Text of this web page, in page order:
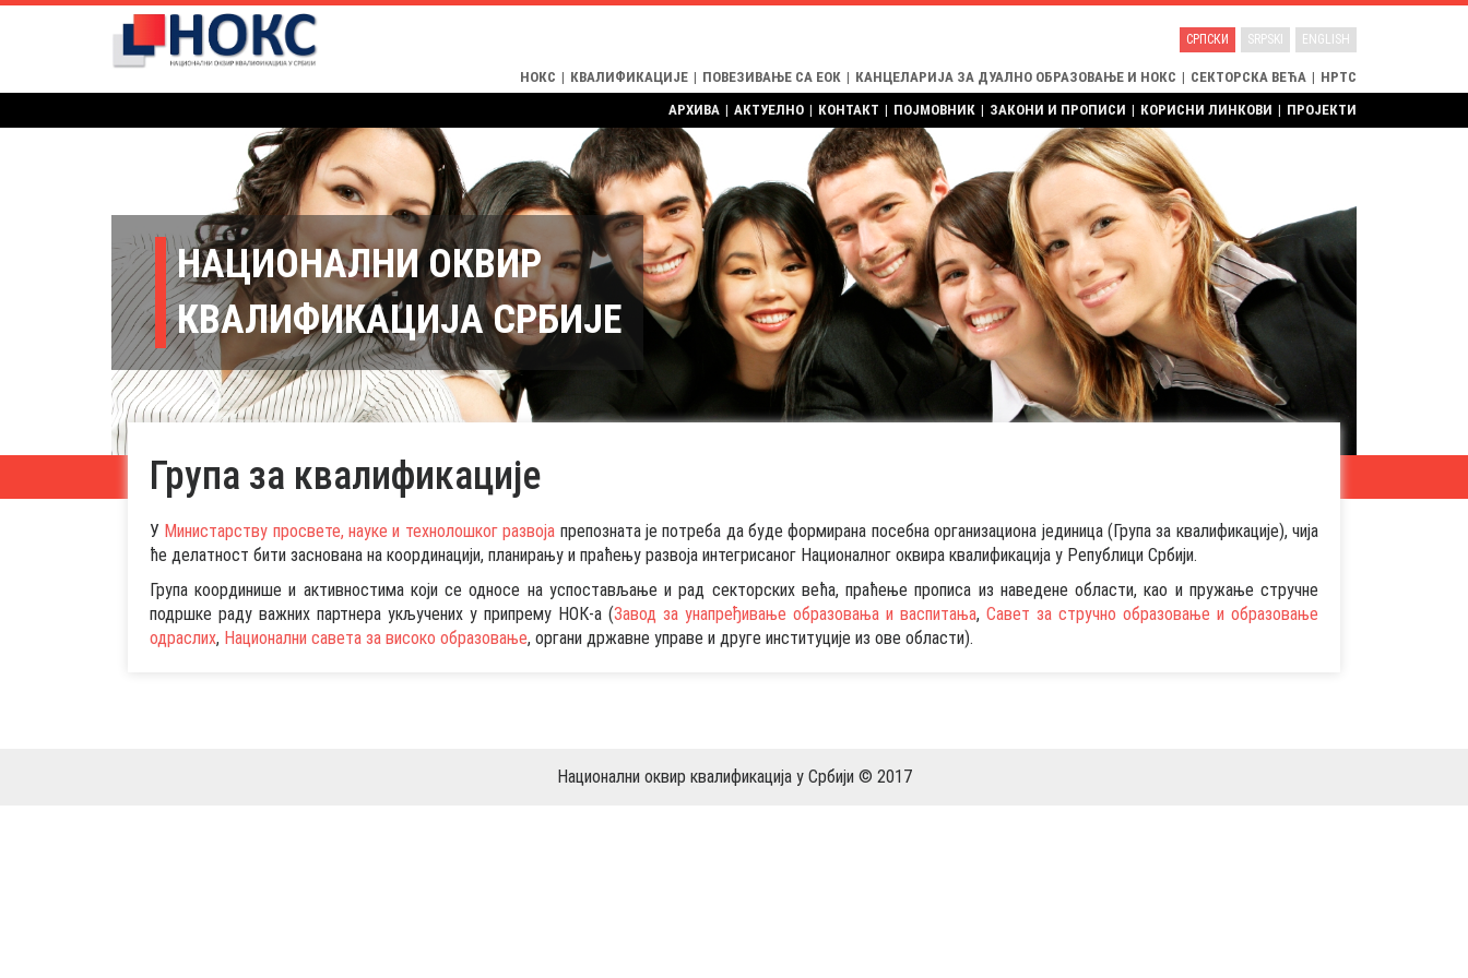
НОКС | КВАЛИФИКАЦИЈЕ | ПОВЕЗИВАЊЕ СА ЕОК | КАНЦЕЛАРИЈА ЗА ДУАЛНО ОБРАЗОВАЊЕ И НОКС | СЕКТОРСКА ВЕЋА | НРТС
СРПСКИ SRPSKI ENGLISH
АРХИВА | АКТУЕЛНО | КОНТАКТ | ПОЈМОВНИК | ЗАКОНИ И ПРОПИСИ | КОРИСНИ ЛИНКОВИ | ПРОЈЕКТИ
НАЦИОНАЛНИ ОКВИР
КВАЛИФИКАЦИЈА СРБИЈЕ
Група за квалификације
У Министарству просвете, науке и технолошког развоја препозната је потреба да буде формирана посебна организациона јединица (Група за квалификације), чија
ће делатност бити заснована на координацији, планирању и праћењу развоја интегрисаног Националног оквира квалификација у Републици Србији.
Група координише и активностима који се односе на успостављање и рад секторских већа, праћење прописа из наведене области, као и пружање стручне
подршке раду важних партнера укључених у припрему НОК-а (Завод за унапређивање образовања и васпитања, Савет за стручно образовање и образовање
одраслих, Национални савета за високо образовање, органи државне управе и друге институције из ове области).
Национални оквир квалификација у Србији © 2017